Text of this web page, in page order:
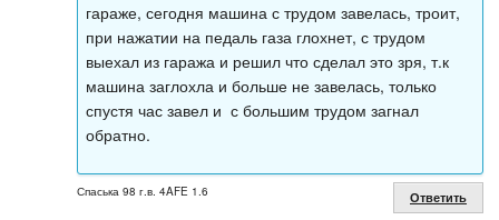
гараже, сегодня машина с трудом завелась, троит,
при нажатии на педаль газа глохнет, с трудом
выехал из гаража и решил что сделал это зря, т.к
машина заглохла и больше не завелась, только
спустя час завел и с большим трудом загнал
обратно.
Спаська 98 г.в. 4AFE 1.6 Ответить